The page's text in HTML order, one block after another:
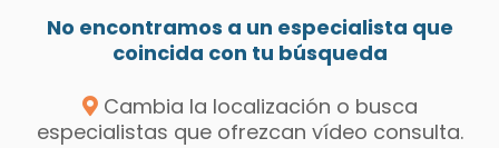
No encontramos a un especialista que
coincida con tu búsqueda
Cambia la localización o busca
especialistas que ofrezcan vídeo consulta.